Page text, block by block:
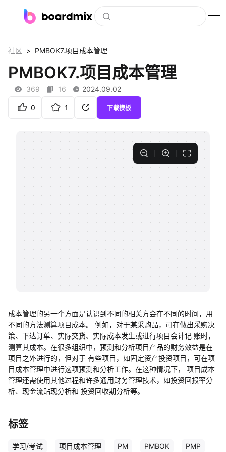
社区资源
下载
私有化部署
知识分享社区
社区 > PMBOK7.项目成本管理
PMBOK7.项目成本管理
369 16 2024.09.02
0 1 下载模板
成本管理的另一个方面是认识到不同的相关方会在不同的时间，用
不同的方法测算项目成本。 例如，对于某采购品，可在做出采购决
策、下达订单、实际交货、实际成本发生或进行项目会计记 账时，
测算其成本。在很多组织中，预测和分析项目产品的财务效益是在
项目之外进行的，但对于 有些项目，如固定资产投资项目，可在项
目成本管理中进行这项预测和分析工作。在这种情况下， 项目成本
管理还需使用其他过程和许多通用财务管理技术，如投资回报率分
析、现金流贴现分析和 投资回收期分析等。
标签
学习/考试 项目成本管理 PM PMBOK PMP